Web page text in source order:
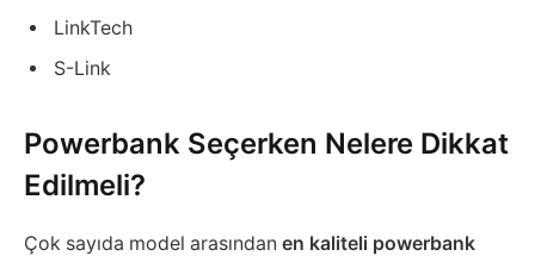
LinkTech
S-Link
Powerbank Seçerken Nelere Dikkat
Edilmeli?
Çok sayıda model arasından en kaliteli powerbank